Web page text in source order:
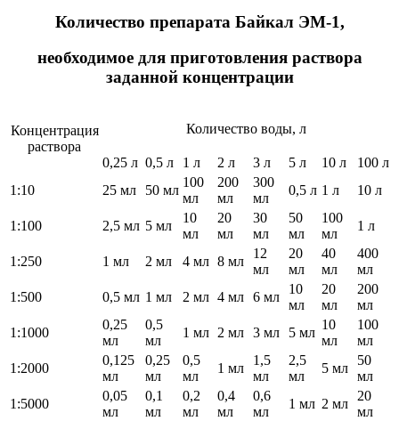
Количество препарата Байкал ЭМ-1,
необходимое для приготовления раствора
заданной концентрации
Концентрация
раствора
Количество воды, л
0,25 л 0,5 л 1 л 2 л 3 л 5 л 10 л
100 л
1:10
25 мл 50 мл
100
мл
200
мл
300
мл
0,5 л 1 л 10 л
1:100 2,5 мл 5 мл
10
мл
20
мл
30
мл
50
мл
100
мл
1 л
1:250 1 мл 2 мл 4 мл 8 мл
12
мл
20
мл
40
мл
400
мл
1:500
0,5 мл 1 мл 2 мл 4 мл 6 мл
10
мл
20
мл
200
мл
1:1000
0,25
мл
0,5
мл
1 мл 2 мл 3 мл 5 мл
10
мл
100
мл
1:2000
0,125
мл
0,25
мл
0,5
мл
1 мл
1,5
мл
2,5
мл
5 мл
50
мл
1:5000
0,05
мл
0,1
мл
0,2
мл
0,4
мл
0,6
мл
1 мл 2 мл
20
мл